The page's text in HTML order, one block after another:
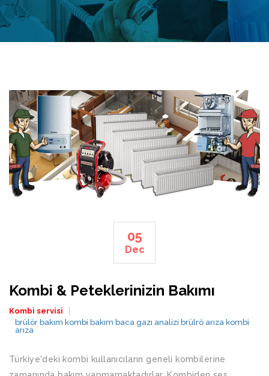
05
Dec
Kombi & Peteklerinizin Bakımı
Kombi servisi
brülör bakım kombi bakım baca gazı analizi brülrö arıza kombi
arıza
Türkiye'deki kombi kullanıcıların geneli kombilerine